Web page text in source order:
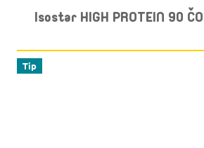
Isostar HIGH PROTEIN 90
Tip